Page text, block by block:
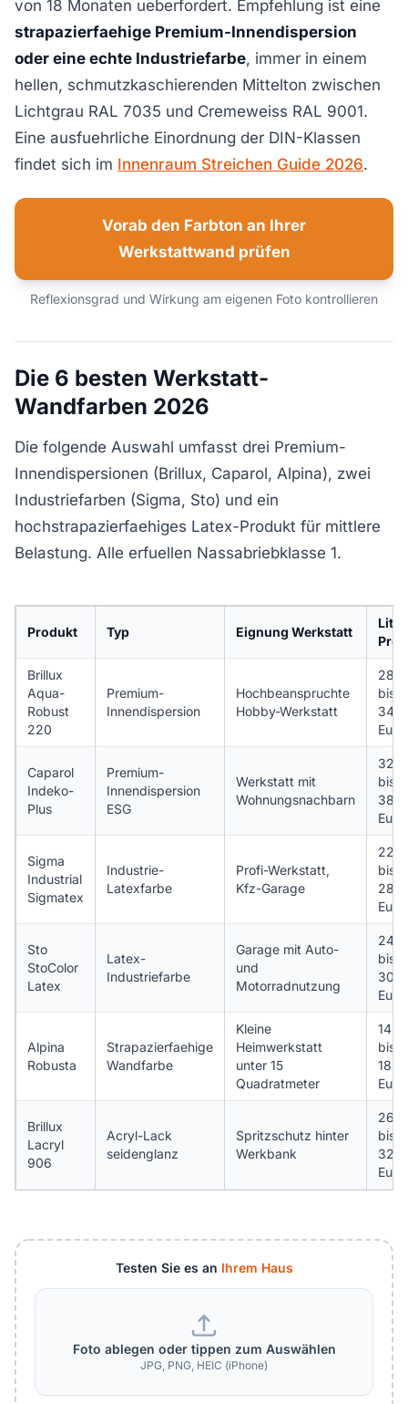
von 18 Monaten ueberfordert. Empfehlung ist eine
strapazierfaehige Premium-Innendispersion
oder eine echte Industriefarbe, immer in einem
hellen, schmutzkaschierenden Mittelton zwischen
Lichtgrau RAL 7035 und Cremeweiss RAL 9001.
Eine ausfuehrliche Einordnung der DIN-Klassen
findet sich im Innenraum Streichen Guide 2026.
Vorab den Farbton an Ihrer
Werkstattwand prüfen
Reflexionsgrad und Wirkung am eigenen Foto kontrollieren
Die 6 besten Werkstatt-
Wandfarben 2026
Die folgende Auswahl umfasst drei Premium-
Innendispersionen (Brillux, Caparol, Alpina), zwei
Industriefarben (Sigma, Sto) und ein
hochstrapazierfaehiges Latex-Produkt für mittlere
Belastung. Alle erfuellen Nassabriebklasse 1.
Produkt Typ Eignung Werkstatt
Brillux
Aqua-
Robust
220
Premium-
Innendispersion
Hochbeanspruchte
Hobby-Werkstatt
28
bis
34
Euro
Caparol
Indeko-
Plus
Premium-
Innendispersion
ESG
Werkstatt mit
Wohnungsnachbarn
32
bis
38
Euro
Sigma
Industrial
Sigmatex
Industrie-
Latexfarbe
Profi-Werkstatt,
Kfz-Garage
22
bis
28
Euro
Sto
StoColor
Latex
Latex-
Industriefarbe
Garage mit Auto-
und
Motorradnutzung
24
bis
30
Euro
Alpina
Robusta
Strapazierfaehige
Wandfarbe
Kleine
Heimwerkstatt
unter 15
Quadratmeter
14
bis
18
Euro
Brillux
Lacryl
906
Acryl-Lack
seidenglanz
Spritzschutz hinter
Werkbank
26
bis
32
Euro
Testen Sie es an Ihrem Haus
Foto ablegen oder tippen zum Auswählen
JPG, PNG, HEIC (iPhone)